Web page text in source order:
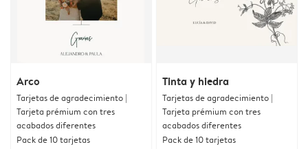
Arco
Tarjetas de agradecimiento |
Tarjeta prémium con tres
acabados diferentes
Pack de 10 tarjetas
Tinta y hiedra
Tarjetas de agradecimiento |
Tarjeta prémium con tres
acabados diferentes
Pack de 10 tarjetas